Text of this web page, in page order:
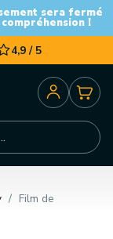
sera fermé
!
4,9 / 5
Film de